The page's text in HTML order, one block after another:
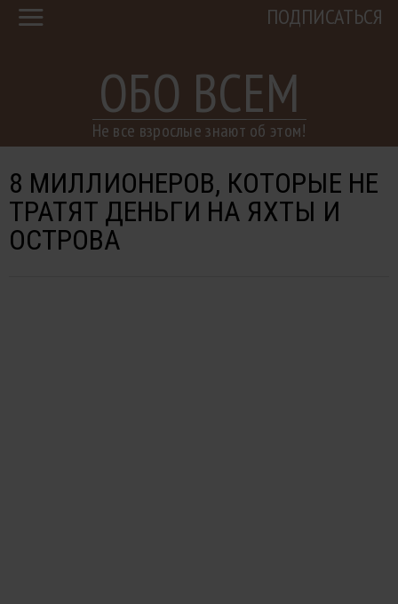
ОБО ВСЕМ
Не все взрослые знают об этом!
ПОДПИСАТЬСЯ
8 МИЛЛИОНЕРОВ, КОТОРЫЕ НЕ
ТРАТЯТ ДЕНЬГИ НА ЯХТЫ И
ОСТРОВА